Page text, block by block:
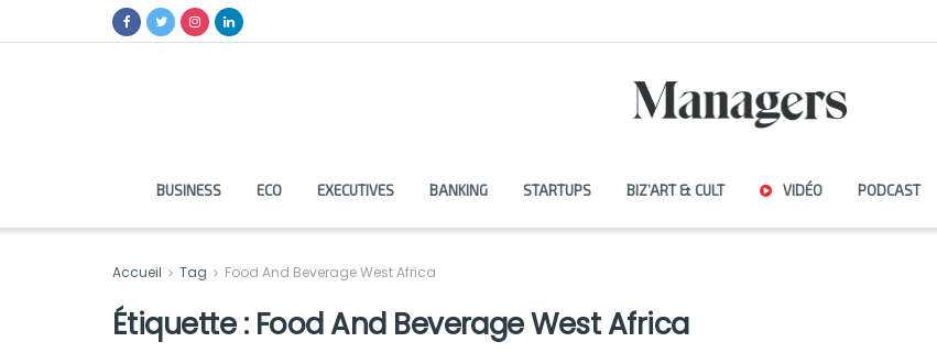
BUSINESS ECO EXECUTIVES BANKING STARTUPS BIZ’ART & CULT VIDÉO PODCAST
Accueil Tag Food And Beverage West Africa
Étiquette : Food And Beverage West Africa